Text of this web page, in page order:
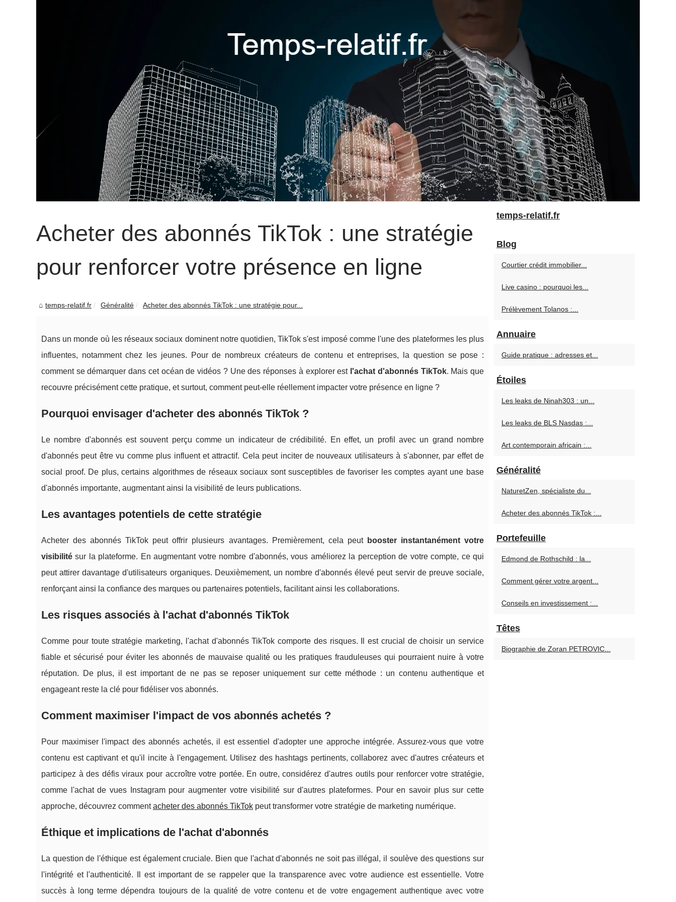
Acheter des abonnés TikTok : une stratégie
pour renforcer votre présence en ligne
temps-relatif.fr Généralité Acheter des abonnés TikTok : une stratégie pour...
Dans un monde où les réseaux sociaux dominent notre quotidien, TikTok s'est imposé comme l'une des plateformes les plus
influentes, notamment chez les jeunes. Pour de nombreux créateurs de contenu et entreprises, la question se pose :
comment se démarquer dans cet océan de vidéos ? Une des réponses à explorer est l'achat d'abonnés TikTok. Mais que
recouvre précisément cette pratique, et surtout, comment peut-elle réellement impacter votre présence en ligne ?
Pourquoi envisager d'acheter des abonnés TikTok ?
Le nombre d'abonnés est souvent perçu comme un indicateur de crédibilité. En effet, un profil avec un grand nombre
d'abonnés peut être vu comme plus influent et attractif. Cela peut inciter de nouveaux utilisateurs à s'abonner, par effet de
social proof. De plus, certains algorithmes de réseaux sociaux sont susceptibles de favoriser les comptes ayant une base
d'abonnés importante, augmentant ainsi la visibilité de leurs publications.
Les avantages potentiels de cette stratégie
Acheter des abonnés TikTok peut offrir plusieurs avantages. Premièrement, cela peut booster instantanément votre
visibilité sur la plateforme. En augmentant votre nombre d'abonnés, vous améliorez la perception de votre compte, ce qui
peut attirer davantage d'utilisateurs organiques. Deuxièmement, un nombre d'abonnés élevé peut servir de preuve sociale,
renforçant ainsi la confiance des marques ou partenaires potentiels, facilitant ainsi les collaborations.
Les risques associés à l'achat d'abonnés TikTok
Comme pour toute stratégie marketing, l'achat d'abonnés TikTok comporte des risques. Il est crucial de choisir un service
fiable et sécurisé pour éviter les abonnés de mauvaise qualité ou les pratiques frauduleuses qui pourraient nuire à votre
réputation. De plus, il est important de ne pas se reposer uniquement sur cette méthode : un contenu authentique et
engageant reste la clé pour fidéliser vos abonnés.
Comment maximiser l'impact de vos abonnés achetés ?
Pour maximiser l'impact des abonnés achetés, il est essentiel d'adopter une approche intégrée. Assurez-vous que votre
contenu est captivant et qu'il incite à l'engagement. Utilisez des hashtags pertinents, collaborez avec d'autres créateurs et
participez à des défis viraux pour accroître votre portée. En outre, considérez d'autres outils pour renforcer votre stratégie,
comme l'achat de vues Instagram pour augmenter votre visibilité sur d'autres plateformes. Pour en savoir plus sur cette
approche, découvrez commentacheter des abonnés TikTok peut transformer votre stratégie de marketing numérique.
Éthique et implications de l'achat d'abonnés
La question de l'éthique est également cruciale. Bien que l'achat d'abonnés ne soit pas illégal, il soulève des questions sur
l'intégrité et l'authenticité. Il est important de se rappeler que la transparence avec votre audience est essentielle. Votre
succès à long terme dépendra toujours de la qualité de votre contenu et de votre engagement authentique avec votre
temps-relatif.fr
Blog
Courtier crédit immobilier...
Live casino : pourquoi les...
Prélèvement Tolanos :...
Annuaire
Guide pratique : adresses et...
Étoiles
Les leaks de Ninah303 : un...
Les leaks de BLS Nasdas :...
Art contemporain africain :...
Généralité
NaturetZen, spécialiste du...
Acheter des abonnés TikTok :...
Portefeuille
Edmond de Rothschild : la...
Comment gérer votre argent...
Conseils en investissement :...
Têtes
Biographie de Zoran PETROVIC...